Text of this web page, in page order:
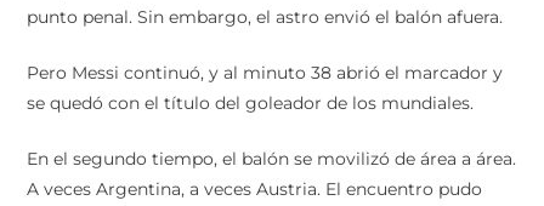
punto penal. Sin embargo, el astro envió el balón afuera.
Pero Messi continuó, y al minuto 38 abrió el marcador y
se quedó con el título del goleador de los mundiales.
En el segundo tiempo, el balón se movilizó de área a área.
A veces Argentina, a veces Austria. El encuentro pudo